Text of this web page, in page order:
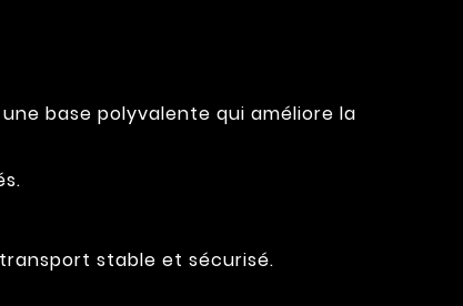
base polyvalente qui améliore la
stable et sécurisé.